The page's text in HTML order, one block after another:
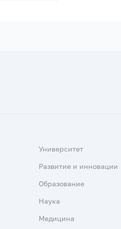
Университет
Развитие и инновации
Образование
Наука
Медицина